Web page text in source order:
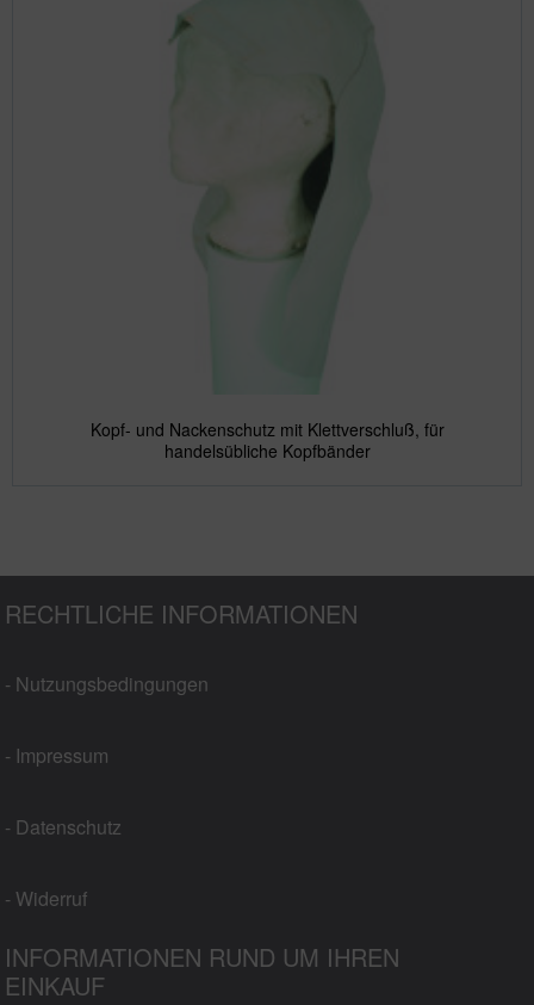
Kopf- und Nackenschutz mit Klettverschluß, für
handelsübliche Kopfbänder
RECHTLICHE INFORMATIONEN
- Nutzungsbedingungen
- Impressum
- Datenschutz
- Widerruf
INFORMATIONEN RUND UM IHREN
EINKAUF